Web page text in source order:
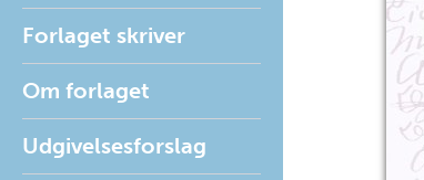
Forlaget skriver
Om forlaget
Udgivelsesforslag